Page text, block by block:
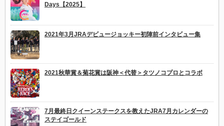
Days【2025】
2021年3月JRAデビュージョッキー初陣前インタビュー集
2021秋華賞＆菊花賞は阪神＜代替＞タツノコプロとコラボ
7月最終日クイーンステークスを教えたJRA7月カレンダーの
ステイゴールド